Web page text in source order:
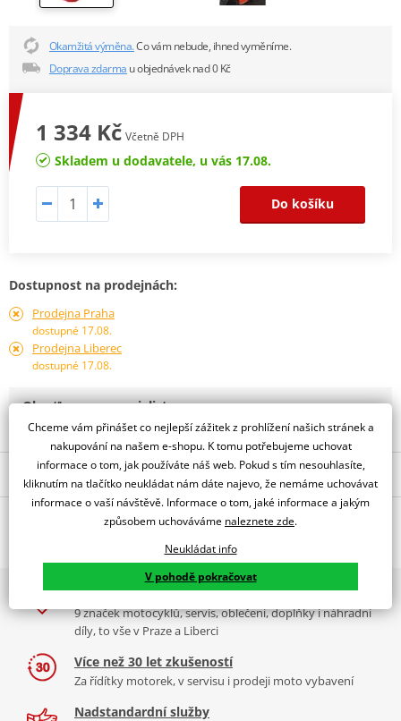
Okamžitá výměna.Co vám nebude, ihned vyměníme.
Doprava zdarma u objednávek nad 0 Kč
1 334 Kč Včetně DPH
Skladem u dodavatele, u vás 17.08.
Do košíku
Dostupnost na prodejnách:
Prodejna Praha
dostupné 17.08.
Prodejna Liberec
dostupné 17.08.
Obraťte se na specialistu
Popis a parametry
Jsme autorizovaný
dealer značky POLISPORT
Kanystr červený PROOCTNE 10 l se standardním víčkem + 100 ml
mixovací nádoba + hadice
Mohlo by se vám líbit
Kanystr POLISPORT
PROOCTANE 8464600002
Kanystr POLISPORT
PROOCTANE 8460000001
250 ml mixer + hose
2x multibrand showroom
9 značek motocyklů, servis, oblečení, doplňky i náhradní
díly, to vše v Praze a Liberci
Více než 30 let zkušeností
Za řídítky motorek, v servisu i prodeji moto vybavení
Nadstandardní služby
Chceme vám přinášet co nejlepší zážitek z prohlížení našich stránek a
nakupování na našem e-shopu. K tomu potřebujeme uchovat
informace o tom, jak používáte náš web. Pokud s tím nesouhlasíte,
kliknutím na tlačítko neukládat nám dáte najevo, že nemáme uchovávat
informace o vaší návštěvě. Informace o tom, jaké informace a jakým
způsobem uchováváme naleznete zde.
Neukládat info
V pohodě pokračovat